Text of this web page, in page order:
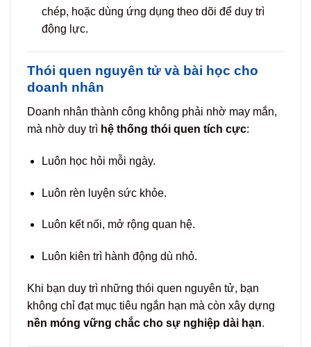
chép, hoặc dùng ứng dụng theo dõi để duy trì
động lực.
Thói quen nguyên tử và bài học cho
doanh nhân
Doanh nhân thành công không phải nhờ may mắn,
mà nhờ duy trì hệ thống thói quen tích cực:
Luôn học hỏi mỗi ngày.
Luôn rèn luyện sức khỏe.
Luôn kết nối, mở rộng quan hệ.
Luôn kiên trì hành động dù nhỏ.
Khi bạn duy trì những thói quen nguyên tử, bạn
không chỉ đạt mục tiêu ngắn hạn mà còn xây dựng
nền móng vững chắc cho sự nghiệp dài hạn.